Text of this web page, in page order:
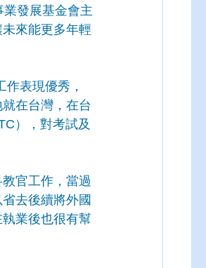
發展基金會主
來能更多年輕
表現優秀，
在台灣，在台
），對考試及
官工作，當過
去後續將外國
業後也很有幫